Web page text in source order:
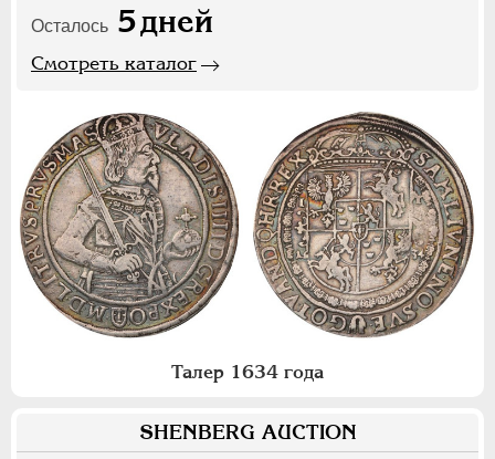
Осталось 5дней
Смотреть каталог
Талер 1634 года
SHENBERG AUCTION